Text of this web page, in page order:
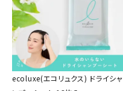
ecoluxe(エコリュクス) ドライシャ